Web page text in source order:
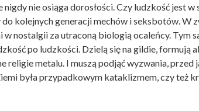
nie osiąga dorosłości. Czy ludzkość jest w
kolejnych generacji mechów i seksbotów. W
nostalgii za utraconą biologią ocaleńcy. Tym
po ludzkości. Dzielą się na gildie, formują
religie metalu. I muszą podjąć wyzwania, przed
była przypadkowym kataklizmem, czy też